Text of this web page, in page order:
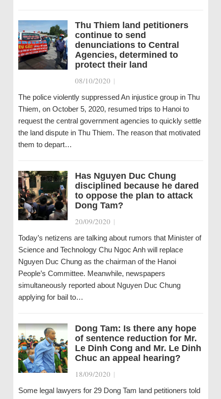
Thu Thiem land petitioners
continue to send
denunciations to Central
Agencies, determined to
protect their land
08/10/2020 |
The police violently suppressed An injustice group in Thu
Thiem, on October 5, 2020, resumed trips to Hanoi to
request the central government agencies to quickly settle
the land dispute in Thu Thiem. The reason that motivated
them to depart…
Has Nguyen Duc Chung
disciplined because he dared
to oppose the plan to attack
Dong Tam?
20/09/2020 |
Today’s netizens are talking about rumors that Minister of
Science and Technology Chu Ngoc Anh will replace
Nguyen Duc Chung as the chairman of the Hanoi
People’s Committee. Meanwhile, newspapers
simultaneously reported about Nguyen Duc Chung
applying for bail to…
Dong Tam: Is there any hope
of sentence reduction for Mr.
Le Dinh Cong and Mr. Le Dinh
Chuc an appeal hearing?
18/09/2020 |
Some legal lawyers for 29 Dong Tam land petitioners told